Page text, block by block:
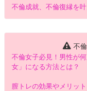
不倫成就、不倫復縁を
不
不倫女子必見！男性が
女」になる方法とは？
膣トレの効果やメリッ